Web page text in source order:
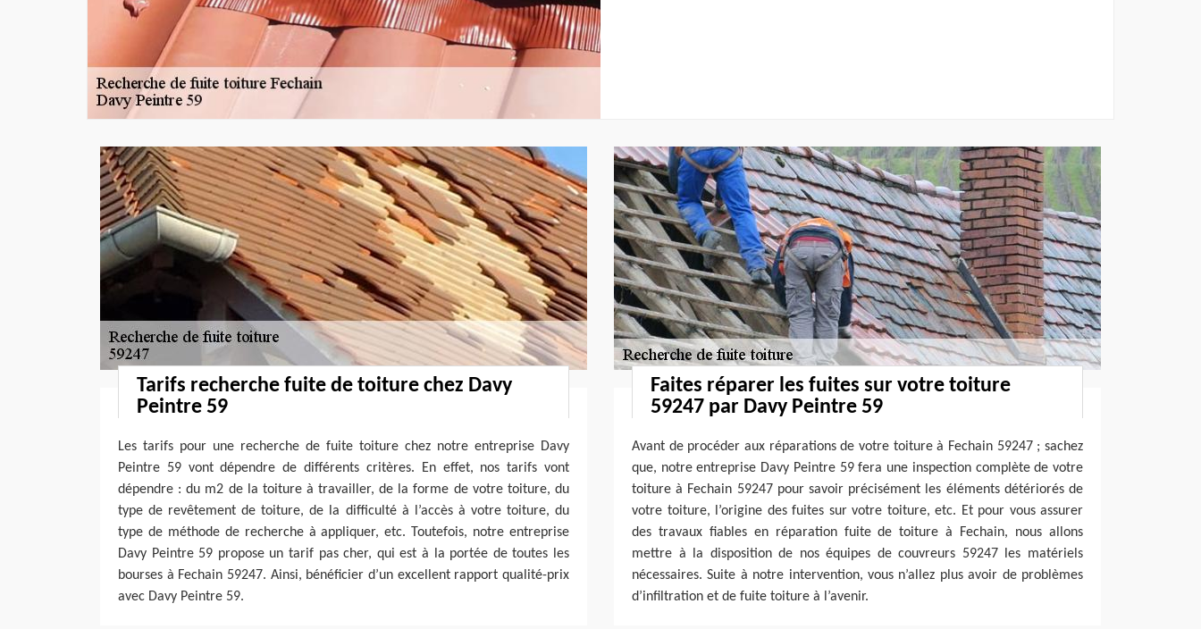
Tarifs recherche fuite de toiture chez Davy
Peintre 59
Les tarifs pour une recherche de fuite toiture chez notre entreprise Davy
Peintre 59 vont dépendre de différents critères. En effet, nos tarifs vont
dépendre : du m2 de la toiture à travailler, de la forme de votre toiture, du
type de revêtement de toiture, de la difficulté à l’accès à votre toiture, du
type de méthode de recherche à appliquer, etc. Toutefois, notre entreprise
Davy Peintre 59 propose un tarif pas cher, qui est à la portée de toutes les
bourses à Fechain 59247. Ainsi, bénéficier d’un excellent rapport qualité-prix
avec Davy Peintre 59.
Faites réparer les fuites sur votre toiture
59247 par Davy Peintre 59
Avant de procéder aux réparations de votre toiture à Fechain 59247 ; sachez
que, notre entreprise Davy Peintre 59 fera une inspection complète de votre
toiture à Fechain 59247 pour savoir précisément les éléments détériorés de
votre toiture, l’origine des fuites sur votre toiture, etc. Et pour vous assurer
des travaux fiables en réparation fuite de toiture à Fechain, nous allons
mettre à la disposition de nos équipes de couvreurs 59247 les matériels
nécessaires. Suite à notre intervention, vous n’allez plus avoir de problèmes
d’infiltration et de fuite toiture à l’avenir.